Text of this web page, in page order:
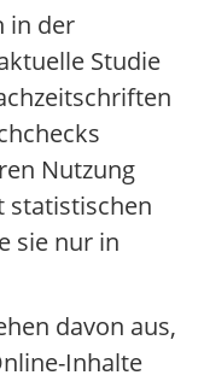
in der
Studie
Nutzung
statistischen
sie nur in
davon aus,
Inhalte